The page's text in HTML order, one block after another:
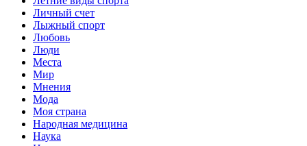
Личный счет
Лыжный спорт
Любовь
Люди
Места
Мир
Мнения
Мода
Моя страна
Народная медицина
Наука